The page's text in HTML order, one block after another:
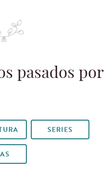
pasados por
SERIES